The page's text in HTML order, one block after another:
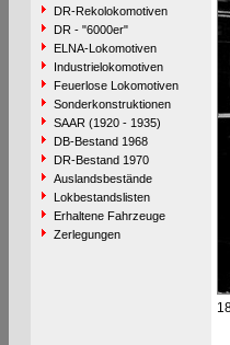
DR-Rekolokomotiven
DR - "6000er"
ELNA-Lokomotiven
Industrielokomotiven
Feuerlose Lokomotiven
Sonderkonstruktionen
SAAR (1920 - 1935)
DB-Bestand 1968
DR-Bestand 1970
Auslandsbestände
Lokbestandslisten
Erhaltene Fahrzeuge
Zerlegungen